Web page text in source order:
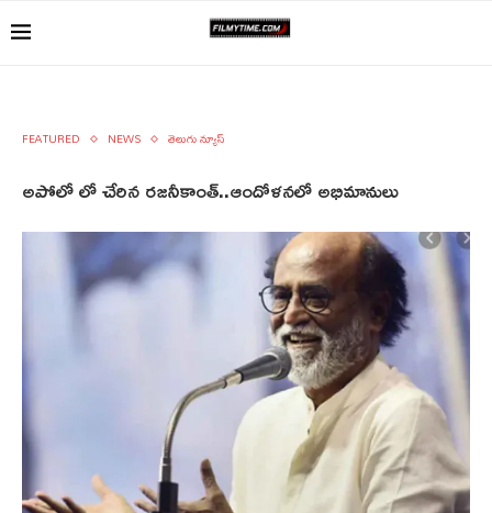
FEATURED NEWS తెలుగు న్యూస్
అపోలో లో చేరిన రజనీకాంత్..ఆందోళనలో అభిమానులు